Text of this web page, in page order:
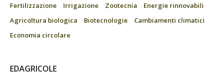
Fertilizzazione
Irrigazione Zootecnia
Energie rinnovabili
Agricoltura biologica
Biotecnologie
Cambiamenti climatici
Economia circolare
EDAGRICOLE